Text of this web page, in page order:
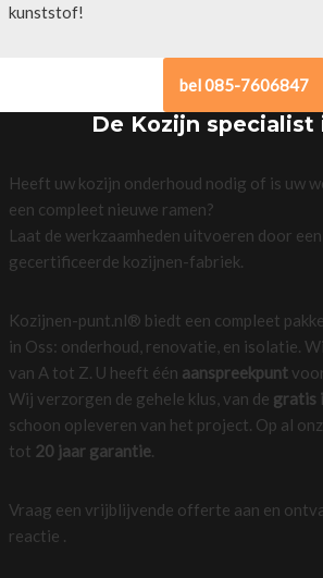
kunststof!
bel 085-7606847
De Kozijn specialist
Heeft uw kozijn onderhoud nodig of is uw
een compleet nieuwe ramen?
Laat de werkzaamheden uitvoeren door een
gecertificeerde kozijnen-fabriek.
Kozijnen-punt.nl® biedt een compleet
in Oss: onderhoud, renovatie, en isolatie.
van A tot Z. U heeft één aanspreekpuntvoor
Wij verzorgen de gehele klus, van de gratis
schoon opleveren van het project. Op al
tot 20 jaar garantie.
Vraag een vrijblijvende offerte aan en
reactie .